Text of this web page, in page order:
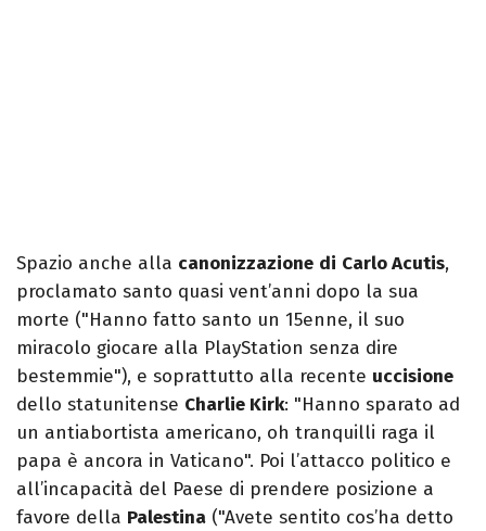
Spazio anche alla canonizzazione di Carlo Acutis,
proclamato santo quasi vent’anni dopo la sua
morte ("Hanno fatto santo un 15enne, il suo
miracolo giocare alla PlayStation senza dire
bestemmie"), e soprattutto alla recente uccisione
dello statunitense Charlie Kirk: "Hanno sparato ad
un antiabortista americano, oh tranquilli raga il
papa è ancora in Vaticano". Poi l’attacco politico e
all’incapacità del Paese di prendere posizione a
favore della Palestina ("Avete sentito cos’ha detto